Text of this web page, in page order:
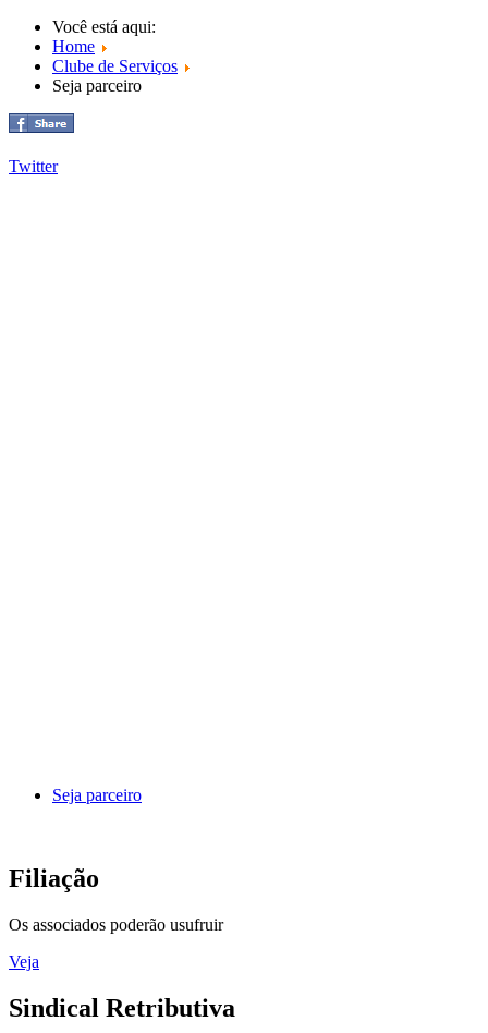
Você está aqui:
Home
Clube de Serviços
Seja parceiro
Twitter
Seja parceiro
Filiação
Os associados poderão usufruir
Veja
Sindical Retributiva